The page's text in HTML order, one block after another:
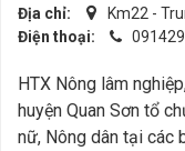
Địa chỉ:
Km22 -
Điện thoại:
HTX Nông lâm
huyện Quan Sơn tổ
nữ, Nông dân tại các